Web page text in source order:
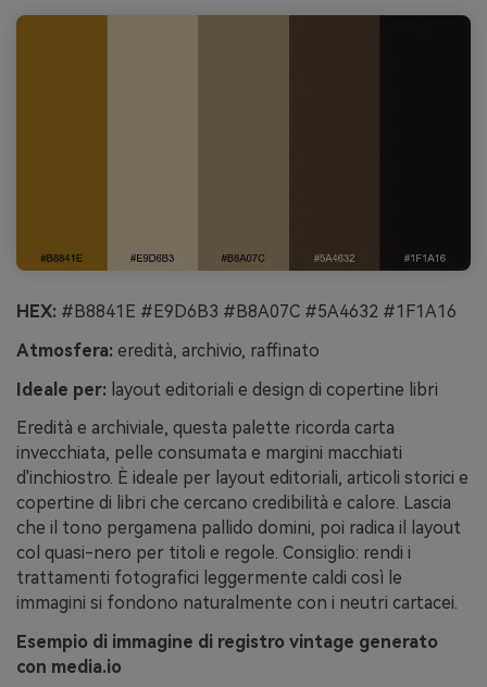
HEX: #B8841E #E9D6B3 #B8A07C #5A4632 #1F1A16
Atmosfera: eredità, archivio, raffinato
Ideale per: layout editoriali e design di copertine libri
Eredità e archiviale, questa palette ricorda carta
invecchiata, pelle consumata e margini macchiati
d'inchiostro. È ideale per layout editoriali, articoli storici e
copertine di libri che cercano credibilità e calore. Lascia
che il tono pergamena pallido domini, poi radica il layout
col quasi-nero per titoli e regole. Consiglio: rendi i
trattamenti fotografici leggermente caldi così le
immagini si fondono naturalmente con i neutri cartacei.
Esempio di immagine di registro vintage generato
con media.io